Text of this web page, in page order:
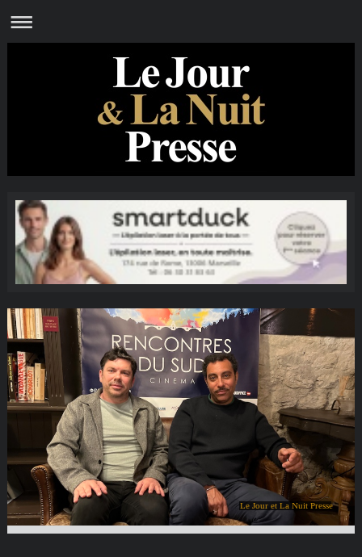
Le Jour et La Nuit Presse